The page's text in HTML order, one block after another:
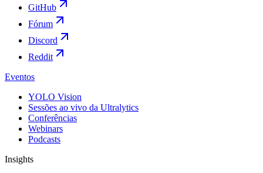
GitHub
Fórum
Discord
Reddit
Eventos
YOLO Vision
Sessões ao vivo da Ultralytics
Conferências
Webinars
Podcasts
Insights